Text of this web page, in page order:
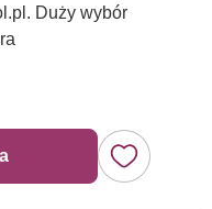
Duży wybór